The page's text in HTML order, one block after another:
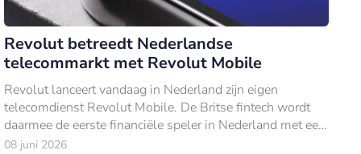
Revolut betreedt Nederlandse
telecommarkt met Revolut Mobile
Revolut lanceert vandaag in Nederland zijn eigen
telecomdienst Revolut Mobile. De Britse fintech wordt
daarmee de eerste financiële speler in Nederland met een
volwaardig telecomaanbod.
08 juni 2026